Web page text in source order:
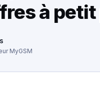
à
MyGSM